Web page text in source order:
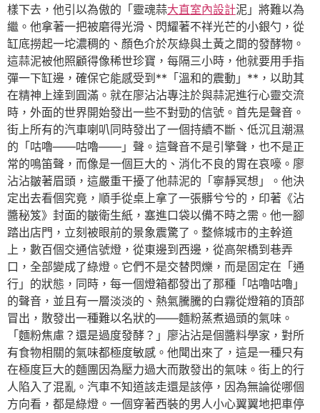
樣下去，他引以為傲的「靈魂蒜大直室內設計泥」將難以為
繼。他拿著一把被磨得光滑、閃耀著不祥光芒的小銀勺，從
缸底撈起一坨濃稠的、顏色介於灰綠與土黃之間的發酵物。
這蒜泥被他照顧得像稀世珍寶，每隔三小時，他就要用手指
彈一下缸邊，確保它能感受到**「溫和的震動」**，以助其
在精神上達到圓滿。就在廖沾沾專注於與蒜泥進行心靈交流
時，外面的世界開始發出一些不對勁的信號。首先是聲音。
街上所有的汽車喇叭同時發出了一個持續不斷、低沉且潮濕
的「咕嚕——咕嚕——」聲。這聲音不是引擎聲，也不是正
常的鳴笛聲，而像是一個巨大的、消化不良的胃在哀嚎。廖
沾沾皺著眉頭，這嚴重干擾了他蒜泥的「寧靜冥想」。他決
定出去看個究竟，順手從桌上拿了一張髒兮兮的，印著《沾
醬秘笈》封面的皺衛生紙，塞進口袋以備不時之需。他一腳
踏出店門，立刻被眼前的景象震驚了。整條城市的主幹道
上，數百個交通信號燈，從東邊到西邊，從高架橋到巷弄
口，全部變成了綠燈。它們不是交替閃爍，而是固定在「通
行」的狀態，同時，每一個燈箱都發出了那種「咕嚕咕嚕」
的聲音，並且有一層淡淡的、熱氣騰騰的白霧從燈箱的頂部
冒出，散發出一種難以名狀的——麵粉蒸煮過頭的氣味。
「麵粉焦慮？還是過度發酵？」廖沾沾是個醬料學家，對所
有食物相關的氣味都極度敏感。他聞出來了，這是一種只有
在極度巨大的麵團因為壓力過大而散發出的氣味。街上的行
人陷入了混亂。汽車不知道該走還是該停，因為無論從哪個
方向看，都是綠燈。一個穿著西裝的男人小心翼翼地把車停